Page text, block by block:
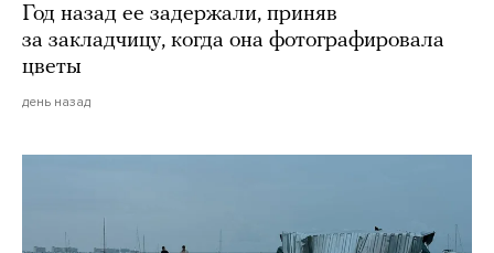
Год назад ее задержали, приняв
за закладчицу, когда она фотографировала
цветы
день назад